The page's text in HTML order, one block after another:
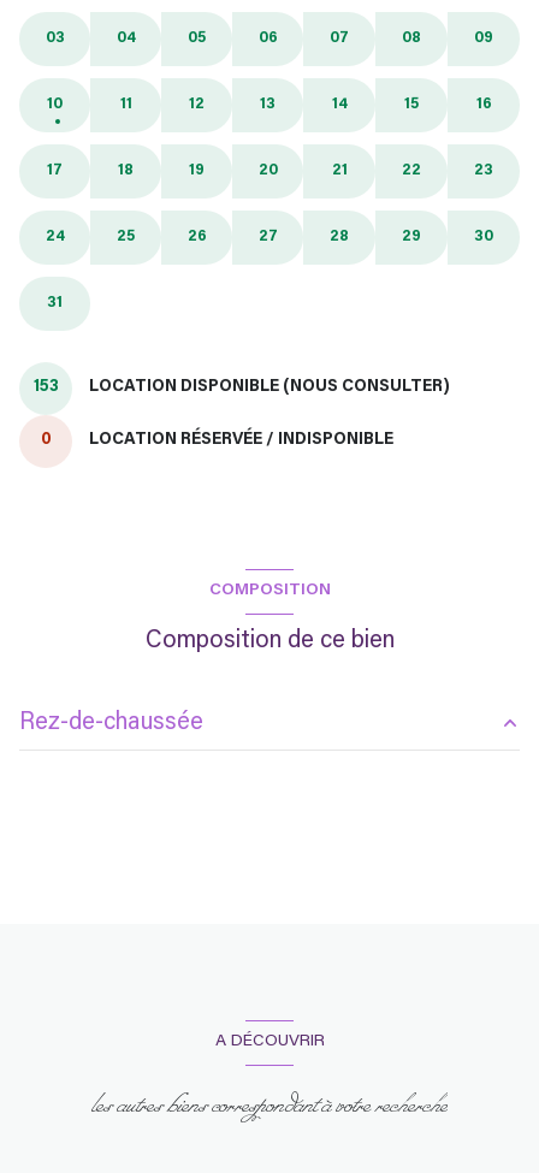
03 04 05 06 07 08 09
10 11 12 13 14 15 16
17 18 19 20 21 22 23
24 25 26 27 28 29 30
31
153 LOCATION DISPONIBLE (NOUS CONSULTER)
0 LOCATION RÉSERVÉE / INDISPONIBLE
COMPOSITION
Composition de ce bien
Rez-de-chaussée
A DÉCOUVRIR
les autres biens correspondant à votre recherche